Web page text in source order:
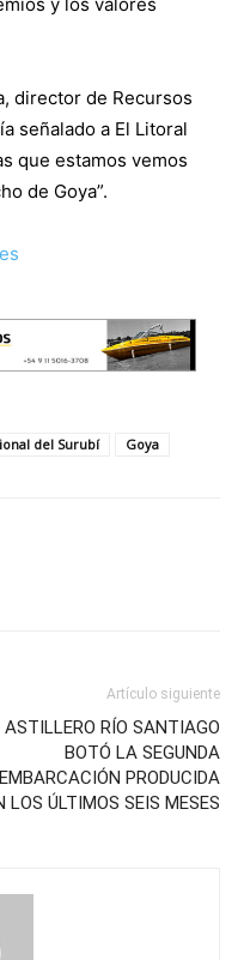
director de Recursos
señalado a El Litoral
que estamos vemos
de Goya”.
del Surubí Goya
Artículo siguiente
ASTILLERO RÍO SANTIAGO
BOTÓ LA SEGUNDA
EMBARCACIÓN PRODUCIDA
LOS ÚLTIMOS SEIS MESES